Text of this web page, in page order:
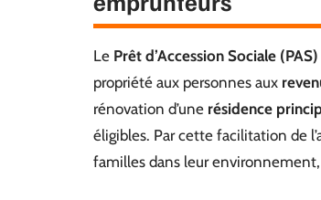
Le Prêt d’Accession Sociale (PAS)
propriété aux personnes aux
rénovation d’une résidence
éligibles. Par cette facilitation de
familles dans leur